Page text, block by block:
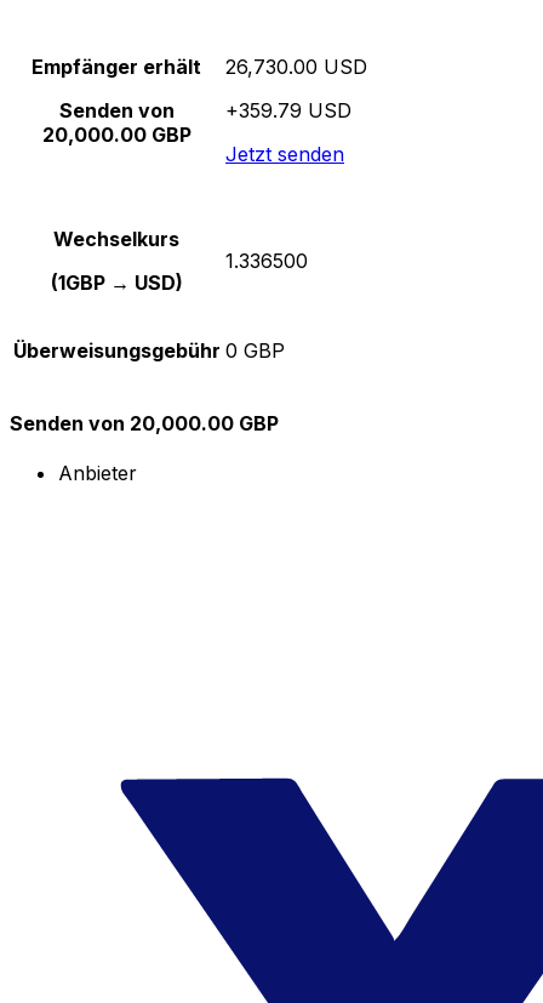
Empfänger erhält
Senden von
20,000.00 GBP
26,730.00 USD
+359.79 USD
Jetzt senden
Wechselkurs
(1GBP → USD)
1.336500
Überweisungsgebühr 0 GBP
Senden von 20,000.00 GBP
Anbieter